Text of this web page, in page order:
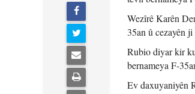
Wezîrê Karên
35an û cezayên
Rubio diyar kir
bernameya F-
Ev daxuyaniyên